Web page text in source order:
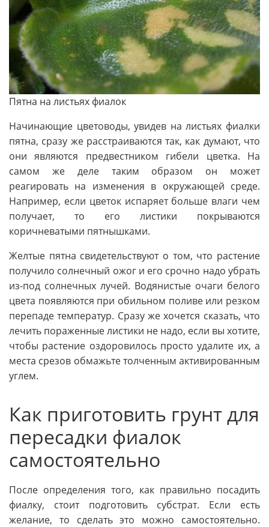
Пятна на листьях фиалок
Начинающие цветоводы, увидев на листьях фиалки
пятна, сразу же расстраиваются так, как думают, что
они являются предвестником гибели цветка. На
самом же деле таким образом он может
реагировать на изменения в окружающей среде.
Например, если цветок испаряет больше влаги чем
получает, то его листики покрываются
коричневатыми пятнышками.
Желтые пятна свидетельствуют о том, что растение
получило солнечный ожог и его срочно надо убрать
из-под солнечных лучей. Водянистые очаги белого
цвета появляются при обильном поливе или резком
перепаде температур. Сразу же хочется сказать, что
лечить пораженные листики не надо, если вы хотите,
чтобы растение оздоровилось просто удалите их, а
места срезов обмажьте толченным активированным
углем.
Как приготовить грунт для
пересадки фиалок
самостоятельно
После определения того, как правильно посадить
фиалку, стоит подготовить субстрат. Если есть
желание, то сделать это можно самостоятельно.